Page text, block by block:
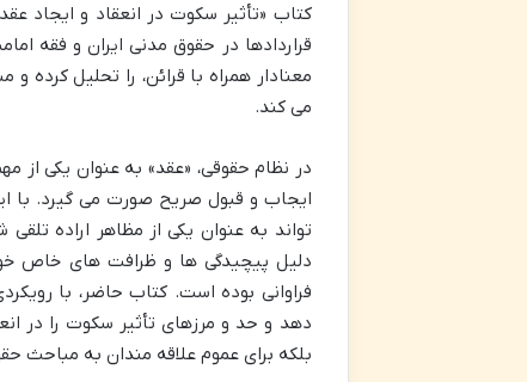
کتاب «تأثیر سکوت در انعقاد و ایجاد
قراردادها در حقوق مدنی ایران و فقه
معنادار همراه با قرائن، را تحلیل کرده
می کند.
در نظام حقوقی، «عقد» به عنوان یکی از
ایجاب و قبول صریح صورت می گیرد. با
تواند به عنوان یکی از مظاهر اراده
دلیل پیچیدگی ها و ظرافت های خاص
فراوانی بوده است. کتاب حاضر، با
دهد و حد و مرزهای تأثیر سکوت را در
بلکه برای عموم علاقه مندان به مباحث